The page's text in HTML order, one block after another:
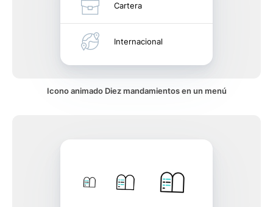
Cartera
Internacional
Icono animado Diez mandamientos en un menú